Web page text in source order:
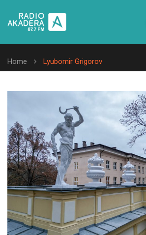
Home Lyubomir Grigorov